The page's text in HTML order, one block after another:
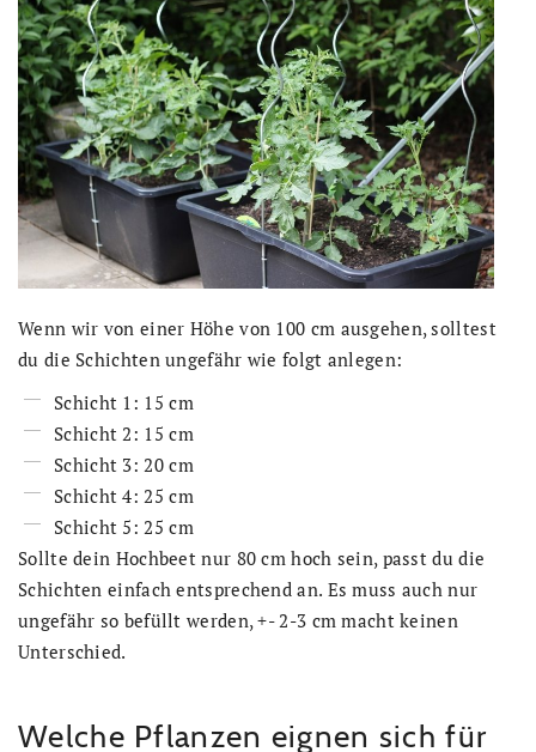
Wenn wir von einer Höhe von 100 cm ausgehen, solltest
du die Schichten ungefähr wie folgt anlegen:
Schicht 1: 15 cm
Schicht 2: 15 cm
Schicht 3: 20 cm
Schicht 4: 25 cm
Schicht 5: 25 cm
Sollte dein Hochbeet nur 80 cm hoch sein, passt du die
Schichten einfach entsprechend an. Es muss auch nur
ungefähr so befüllt werden, +- 2-3 cm macht keinen
Unterschied.
Welche Pflanzen eignen sich für